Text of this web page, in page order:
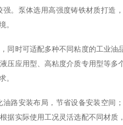
。泵体选用高强度铸铁材质打造
。
同时可适配多种不同粘度的工业油
压应用型、高粘度介质专用型等多
。
路安装布局，节省设备安装空间
据实际使用工况灵活选配不同材质